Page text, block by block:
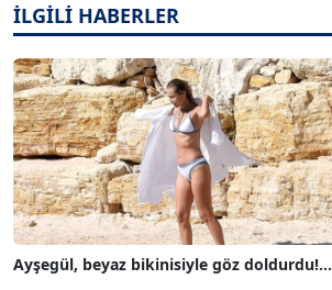
İLGİLİ HABERLER
Ayşegül, beyaz bikinisiyle göz doldurdu!...